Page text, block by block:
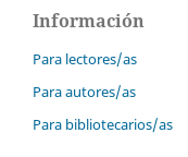
Información
Para lectores/as
Para autores/as
Para bibliotecarios/as